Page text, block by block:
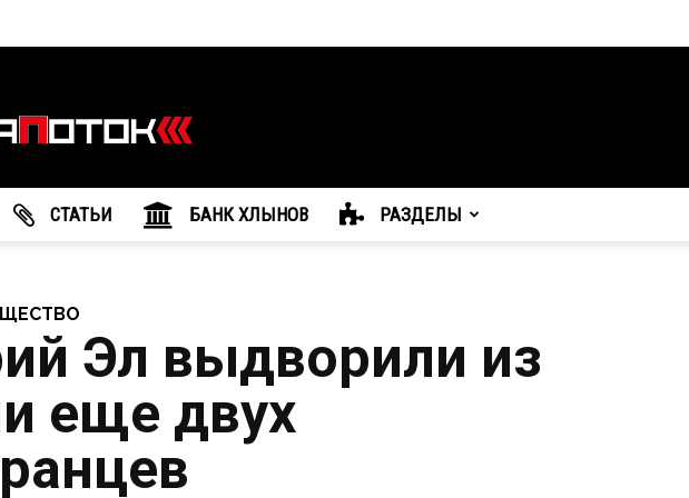
агентство
"МедиаПоток"
CТАТЬИ БАНК ХЛЫНОВ РАЗДЕЛЫ
Эл выдворили из
еще двух